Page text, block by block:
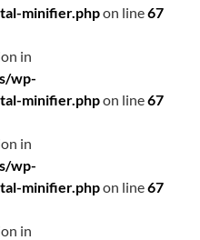
minifier.phpon line67
in
wp-
minifier.phpon line67
in
wp-
minifier.phpon line67
in